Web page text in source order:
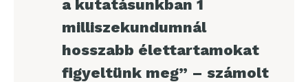
a kutatásunkban 1
milliszekundumnál
hosszabb élettartamokat
figyeltünk meg” – számolt